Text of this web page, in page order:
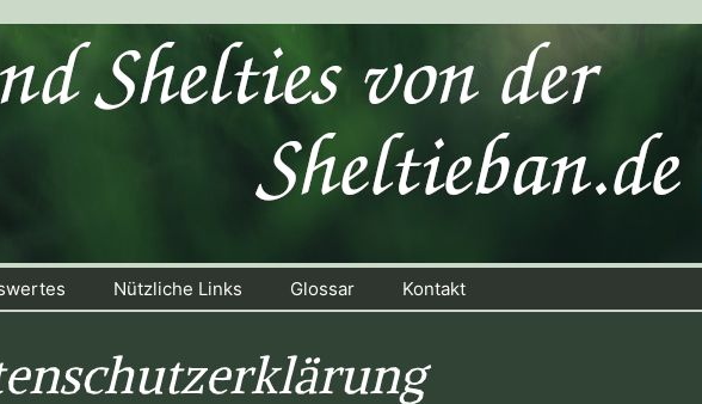
Nützliche Links Glossar Kontakt